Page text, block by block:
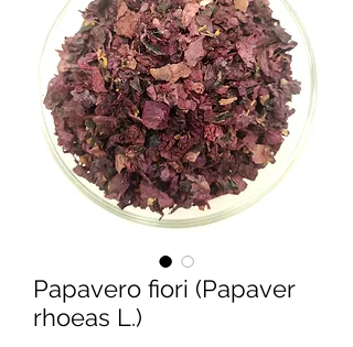
Papavero fiori (Papaver
rhoeas L.)